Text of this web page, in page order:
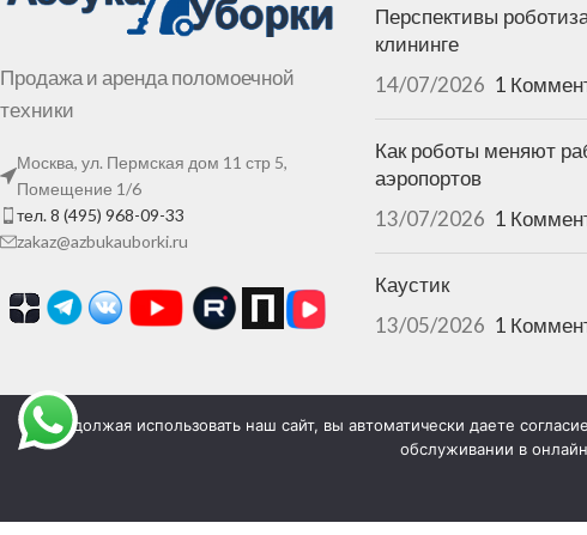
Продажа и аренда поломоечной
техники
Москва, ул. Пермская дом 11 стр 5,
Помещение 1/6
тел. 8 (495) 968-09-33
zakaz@azbukauborki.ru
Перспективы
клининге
14/07/2026 1
Как роботы меняют
аэропортов
13/07/2026 1
Каустик
13/05/2026 1
Заполняя любые формы на сайте, вы автоматически даете
Продолжая использовать наш сайт, вы автоматически даете
обслуживании в